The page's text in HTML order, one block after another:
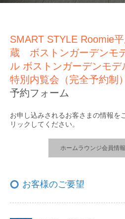
SMART STYLE Roomie平
蔵 ボストンガーデンモ
ル ボストンガーデンモ
特別内覧会（完全予約制）
予約フォーム
お申し込みされるお客さまの情報を
リックしてください。
ホームラウンジ会員情
お客様のご要望